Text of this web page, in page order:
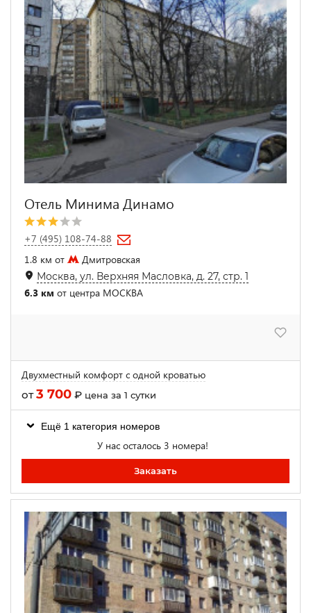
Отель Минима Динамо
+7 (495) 108-74-88
1.8 км от
Дмитровская
Москва, ул. Верхняя Масловка, д. 27, стр. 1
6.3 км от центра МОСКВА
Двухместный комфорт с одной кроватью
от3 700 ₽ цена за 1 сутки
Ещё 1 категория номеров
У нас осталось 3 номера!
Заказать